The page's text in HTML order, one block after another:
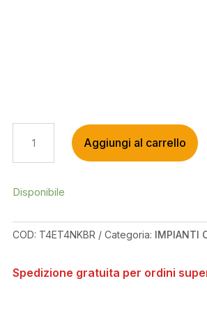
TR4
BRAIDED
QUANTITÀ
Aggiungi al carrello
Disponibile
COD: T4ET4NKBR Categoria: IMPIANTI
Spedizione gratuita per ordini